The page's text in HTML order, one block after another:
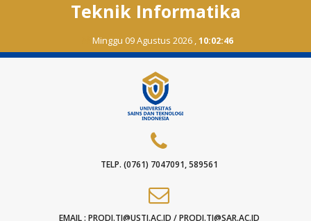
Teknik Informatika
Minggu 09 Agustus 2026 ,10:02:47
TELP. (0761) 7047091, 589561
EMAIL : PRODI.TI@USTI.AC.ID / PRODI.TI@SAR.AC.ID